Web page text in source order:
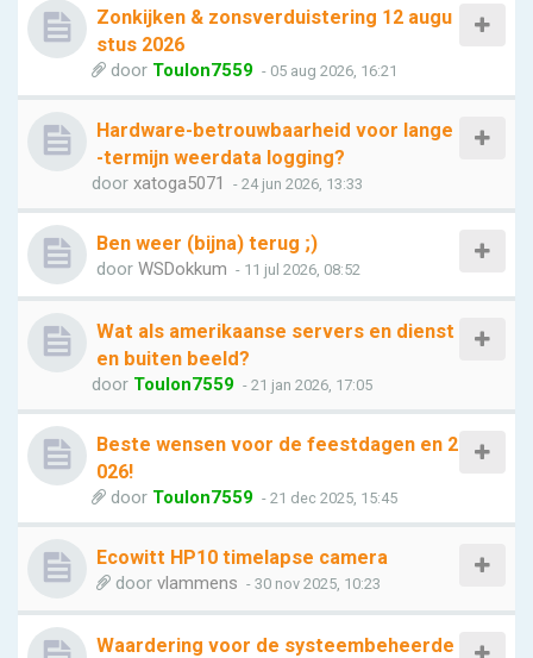
Zonkijken & zonsverduistering 12 augu
stus 2026
door Toulon7559 - 05 aug 2026, 16:21
Hardware-betrouwbaarheid voor lange
-termijn weerdata logging?
door xatoga5071 - 24 jun 2026, 13:33
Ben weer (bijna) terug ;)
door WSDokkum - 11 jul 2026, 08:52
Wat als amerikaanse servers en dienst
en buiten beeld?
door Toulon7559 - 21 jan 2026, 17:05
Beste wensen voor de feestdagen en 2
026!
door Toulon7559 - 21 dec 2025, 15:45
Ecowitt HP10 timelapse camera
door vlammens - 30 nov 2025, 10:23
Waardering voor de systeembeheerde